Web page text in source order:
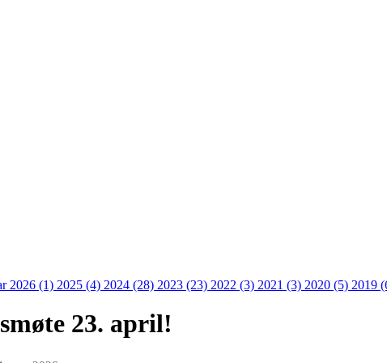
2026 (1) 2025 (4) 2024 (28) 2023 (23) 2022 (3) 2021 (3) 2020 (5) 2019
23. april!